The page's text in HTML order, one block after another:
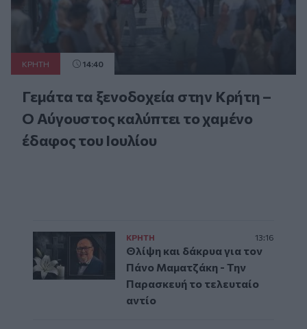
ΚΡΗΤΗ 14:40
Γεμάτα τα ξενοδοχεία στην Κρήτη –
Ο Αύγουστος καλύπτει το χαμένο
έδαφος του Ιουλίου
ΚΡΗΤΗ 13:16
Θλίψη και δάκρυα για τον
Πάνο Μαματζάκη - Την
Παρασκευή το τελευταίο
αντίο